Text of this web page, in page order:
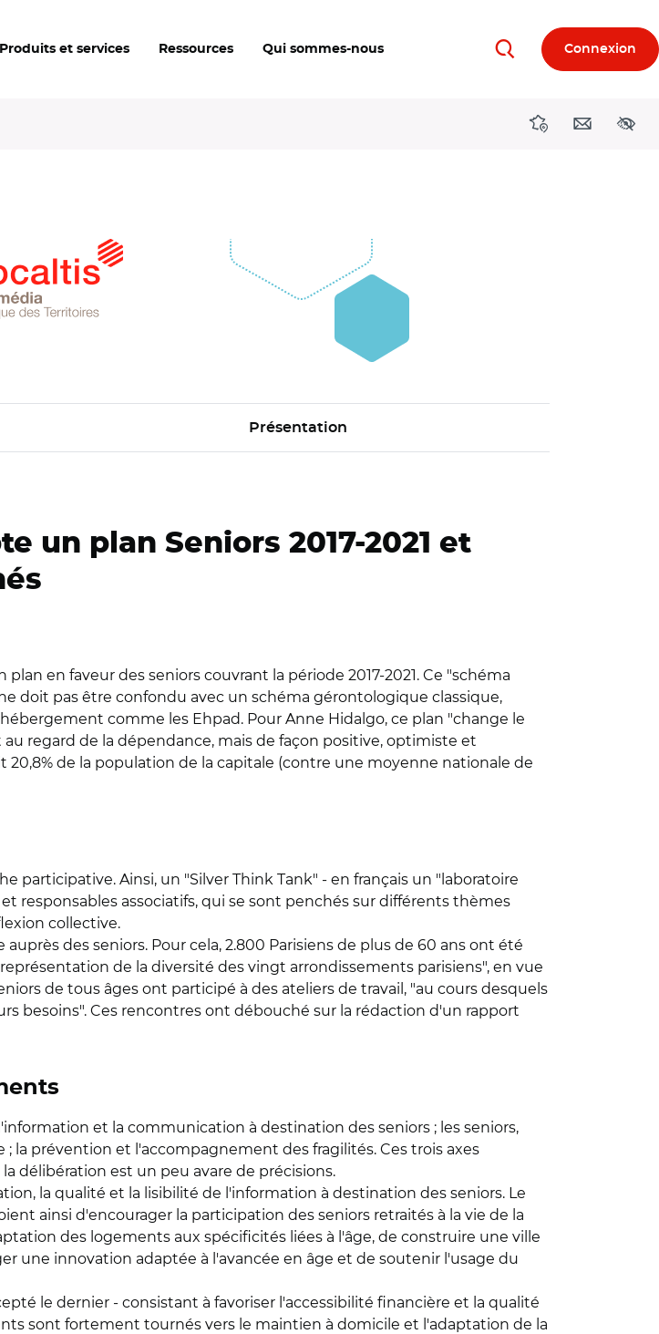
Produits et services Ressources Qui sommes-nous RechercherConnexion
DirectionsContact
Présentation
un plan Seniors 2017-2021 et
en faveur des seniors couvrant la période 2017-2021. Ce "schéma
doit pas être confondu avec un schéma gérontologique classique,
comme les Ehpad. Pour Anne Hidalgo, ce plan "change le
regard de la dépendance, mais de façon positive, optimiste et
20,8% de la population de la capitale (contre une moyenne nationale de
participative. Ainsi, un "Silver Think Tank" - en français un "laboratoire
responsables associatifs, qui se sont penchés sur différents thèmes
collective.
des seniors. Pour cela, 2.800 Parisiens de plus de 60 ans ont été
de la diversité des vingt arrondissements parisiens", en vue
de tous âges ont participé à des ateliers de travail, "au cours desquels
besoins". Ces rencontres ont débouché sur la rédaction d'un rapport
et la communication à destination des seniors ; les seniors,
la prévention et l'accompagnement des fragilités. Ces trois axes
délibération est un peu avare de précisions.
la qualité et la lisibilité de l'information à destination des seniors. Le
ainsi d'encourager la participation des seniors retraités à la vie de la
des logements aux spécificités liées à l'âge, de construire une ville
une innovation adaptée à l'avancée en âge et de soutenir l'usage du
le dernier - consistant à favoriser l'accessibilité financière et la qualité
sont fortement tournés vers le maintien à domicile et l'adaptation de la